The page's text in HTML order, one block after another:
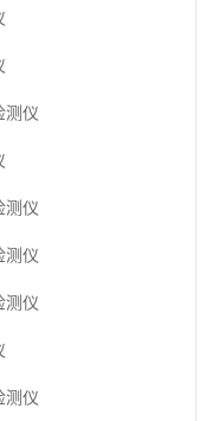
测仪
测仪
测仪
测仪
测仪